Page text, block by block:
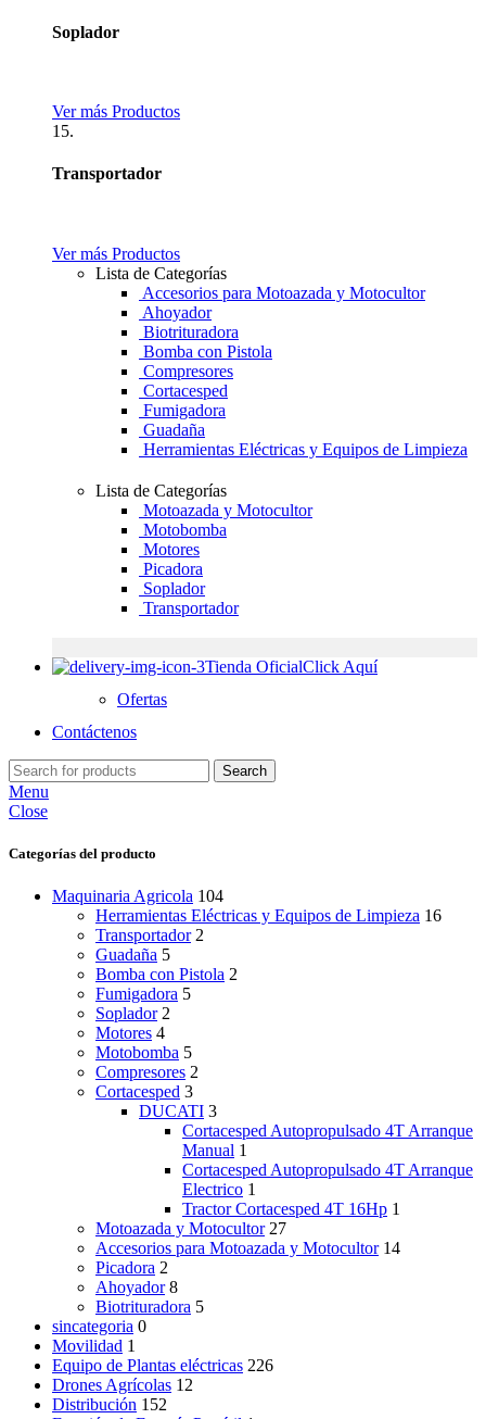
Soplador
Ver más Productos
15.
Transportador
Ver más Productos
Lista de Categorías
Accesorios para Motoazada y Motocultor
Ahoyador
Biotrituradora
Bomba con Pistola
Compresores
Cortacesped
Fumigadora
Guadaña
Herramientas Eléctricas y Equipos de Limpieza
Lista de Categorías
Motoazada y Motocultor
Motobomba
Motores
Picadora
Soplador
Transportador
Tienda OficialClick Aquí
Ofertas
Contáctenos
Search
Menu
Close
Categorías del producto
Maquinaria Agricola 104
Herramientas Eléctricas y Equipos de Limpieza 16
Transportador 2
Guadaña 5
Bomba con Pistola 2
Fumigadora 5
Soplador 2
Motores 4
Motobomba 5
Compresores 2
Cortacesped 3
DUCATI 3
Cortacesped Autopropulsado 4T Arranque
Manual 1
Cortacesped Autopropulsado 4T Arranque
Electrico 1
Tractor Cortacesped 4T 16Hp 1
Motoazada y Motocultor 27
Accesorios para Motoazada y Motocultor 14
Picadora 2
Ahoyador 8
Biotrituradora 5
sincategoria 0
Movilidad 1
Equipo de Plantas eléctricas 226
Drones Agrícolas 12
Distribución 152